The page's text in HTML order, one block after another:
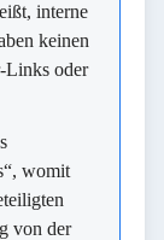
interne
keinen
Links oder
womit
von der